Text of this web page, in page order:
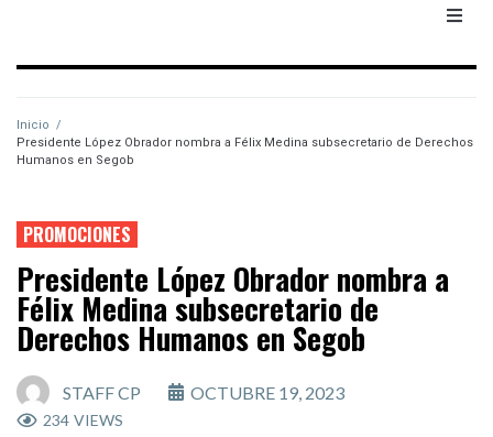
Inicio /
Presidente López Obrador nombra a Félix Medina subsecretario de Derechos
Humanos en Segob
PROMOCIONES
Presidente López Obrador nombra a
Félix Medina subsecretario de
Derechos Humanos en Segob
STAFF CP OCTUBRE 19, 2023
234 VIEWS